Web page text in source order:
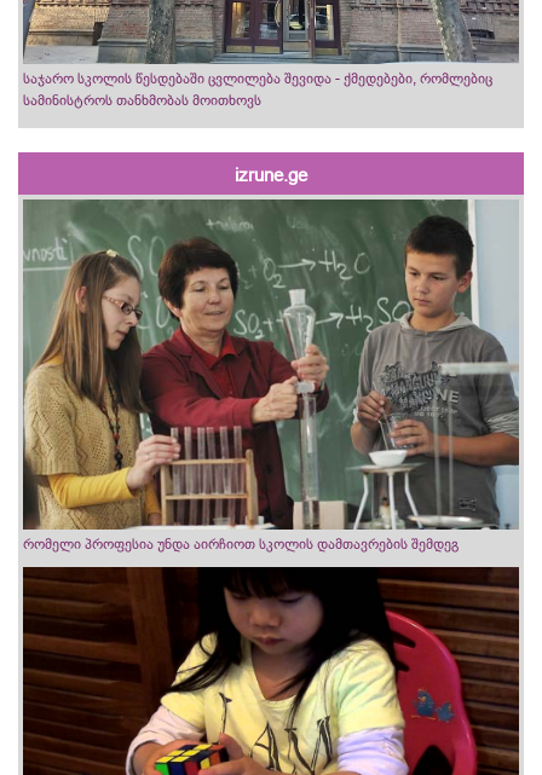
საჯარო სკოლის წესდებაში ცვლილება შევიდა - ქმედებები, რომლებიც
სამინისტროს თანხმობას მოითხოვს
izrune.ge
რომელი პროფესია უნდა აირჩიოთ სკოლის დამთავრების შემდეგ